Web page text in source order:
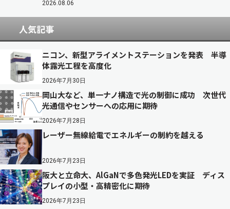
2026.08.06
人気記事
ニコン、新型アライメントステーションを発表 半導
体露光工程を高度化
2026年7月30日
岡山大など、単一ナノ構造で光の制御に成功 次世代
光通信やセンサーへの応用に期待
2026年7月28日
レーザー無線給電でエネルギーの制約を越える
2026年7月23日
阪大と立命大、AlGaNで多色発光LEDを実証 ディス
プレイの小型・高精密化に期待
2026年7月23日